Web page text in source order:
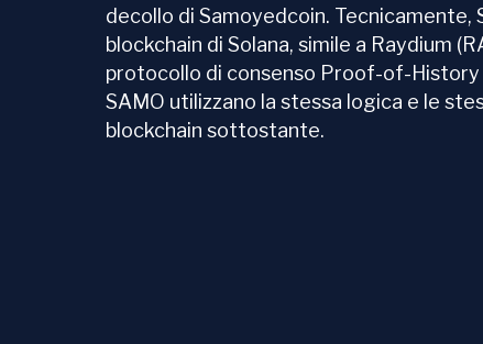
decollo di Samoyedcoin. Tecnicamente,
blockchain di Solana, simile a Raydium
protocollo di consenso Proof-of-History
SAMO utilizzano la stessa logica e le
blockchain sottostante.